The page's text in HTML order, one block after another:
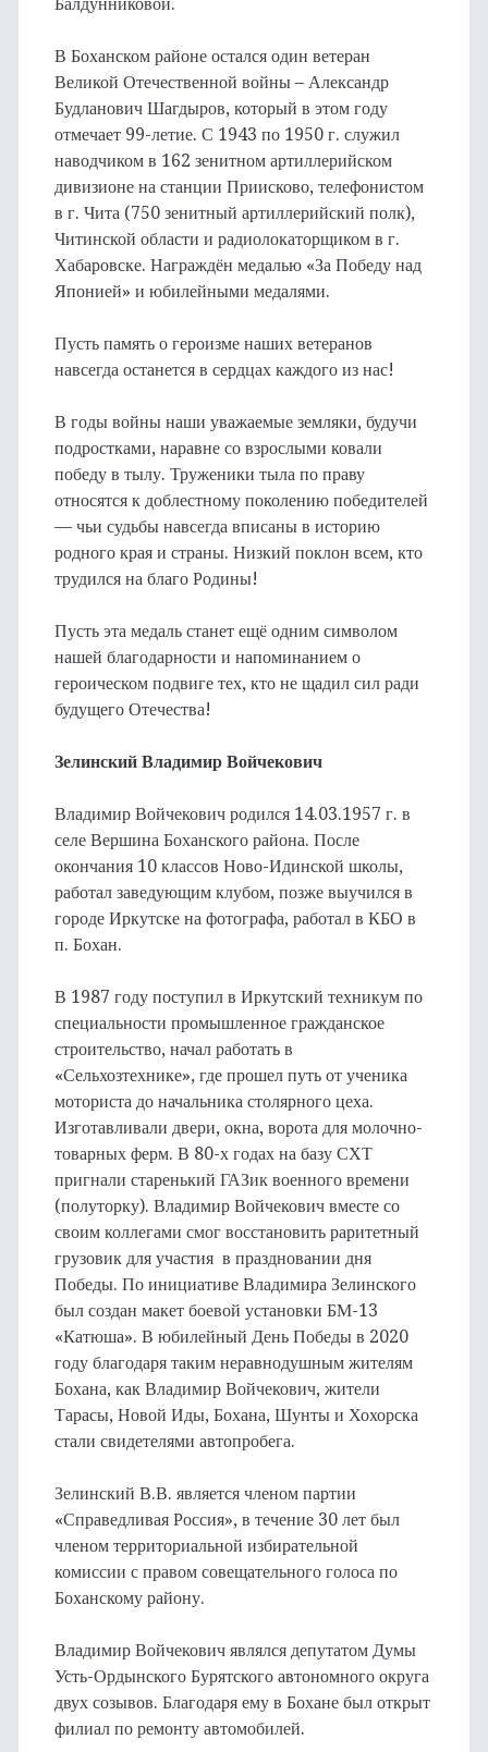
В Боханском районе остался один ветеран
Великой Отечественной войны – Александр
Будланович Шагдыров, который в этом году
отмечает 99-летие. С 1943 по 1950 г. служил
наводчиком в 162 зенитном артиллерийском
дивизионе на станции Приисково, телефонистом
в г. Чита (750 зенитный артиллерийский полк),
Читинской области и радиолокаторщиком в г.
Хабаровске. Награждён медалью «За Победу над
Японией» и юбилейными медалями.
Пусть память о героизме наших ветеранов
навсегда останется в сердцах каждого из нас!
В годы войны наши уважаемые земляки, будучи
подростками, наравне со взрослыми ковали
победу в тылу. Труженики тыла по праву
относятся к доблестному поколению победителей
— чьи судьбы навсегда вписаны в историю
родного края и страны. Низкий поклон всем, кто
трудился на благо Родины!
Пусть эта медаль станет ещё одним символом
нашей благодарности и напоминанием о
героическом подвиге тех, кто не щадил сил ради
будущего Отечества!
Зелинский Владимир Войчекович
Владимир Войчекович родился 14.03.1957 г. в
селе Вершина Боханского района. После
окончания 10 классов Ново-Идинской школы,
работал заведующим клубом, позже выучился в
городе Иркутске на фотографа, работал в КБО в
п. Бохан.
В 1987 году поступил в Иркутский техникум по
специальности промышленное гражданское
строительство, начал работать в
«Сельхозтехнике», где прошел путь от ученика
моториста до начальника столярного цеха.
Изготавливали двери, окна, ворота для молочно-
товарных ферм. В 80-х годах на базу СХТ
пригнали старенький ГАЗик военного времени
(полуторку). Владимир Войчекович вместе со
своим коллегами смог восстановить раритетный
грузовик для участия в праздновании дня
Победы. По инициативе Владимира Зелинского
был создан макет боевой установки БМ-13
«Катюша». В юбилейный День Победы в 2020
году благодаря таким неравнодушным жителям
Бохана, как Владимир Войчекович, жители
Тарасы, Новой Иды, Бохана, Шунты и Хохорска
стали свидетелями автопробега.
Зелинский В.В. является членом партии
«Справедливая Россия», в течение 30 лет был
членом территориальной избирательной
комиссии с правом совещательного голоса по
Боханскому району.
Владимир Войчекович являлся депутатом Думы
Усть-Ордынского Бурятского автономного округа
двух созывов. Благодаря ему в Бохане был открыт
филиал по ремонту автомобилей.